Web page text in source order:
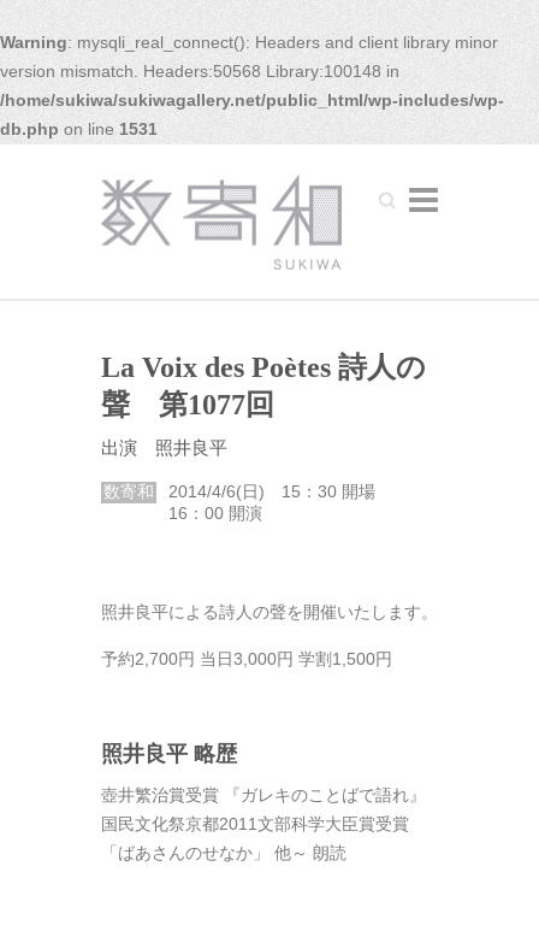
Warning: mysqli_real_connect(): Headers and client library minor
version mismatch. Headers:50568 Library:100148 in
/home/sukiwa/sukiwagallery.net/public_html/wp-includes/wp-
db.php on line 1531
Search
La Voix des Poètes 詩人の
聲 第1077回
出演 照井良平
数寄和
2014/4/6(日) 15：30 開場
16：00 開演
照井良平による詩人の聲を開催いたします。
予約2,700円 当日3,000円 学割1,500円
照井良平 略歴
壺井繁治賞受賞 『ガレキのことばで語れ』
国民文化祭京都2011文部科学大臣賞受賞
「ばあさんのせなか」 他～ 朗読